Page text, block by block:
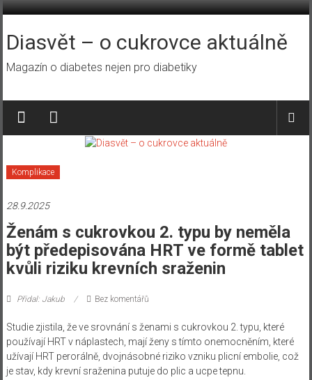
Přeskočit
obsah
Diasvět – o cukrovce aktuálně
Magazín o diabetes nejen pro diabetiky
Komplikace
28.9.2025
Ženám s cukrovkou 2. typu by neměla
být předepisována HRT ve formě tablet
kvůli riziku krevních sraženin
Přidal: Jakub Bez komentářů
Studie zjistila, že ve srovnání s ženami s cukrovkou 2. typu, které
používají HRT v náplastech, mají ženy s tímto onemocněním, které
užívají HRT perorálně, dvojnásobné riziko vzniku plicní embolie, což
je stav, kdy krevní sraženina putuje do plic a ucpe tepnu.